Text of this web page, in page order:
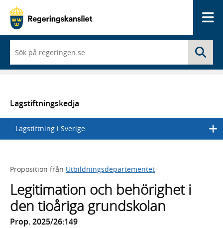
du
börjar
skriva
en
lista
med
sökförslag
Lagstiftningskedja
Lagstiftning i Sverige
Proposition från Utbildningsdepartementet
Legitimation och behörighet i
den tioåriga grundskolan
Prop. 2025/26:149